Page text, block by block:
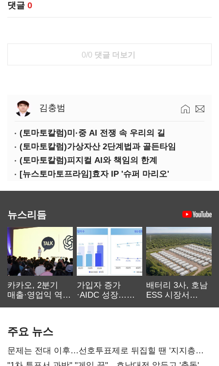
댓글 0
0/0 댓글 더보기
김충범
(토마토칼럼)미·중 AI 전쟁 속 우리의 길
(토마토칼럼)가상자산 2단계법과 골든타임
(토마토칼럼)피지컬 AI와 책임의 한계
[뉴스토마토프라임]효자 IP '슈퍼 마리오'
뉴스리듬
카카오, 2분기
매출·영업익 역대
가입자 증가
·AIDC 성장…
배터리 3사, 호남
ESS 시장서
주요 뉴스
문제는 전대 이후…선호투표제로 뒤집힐 땐 '지지층